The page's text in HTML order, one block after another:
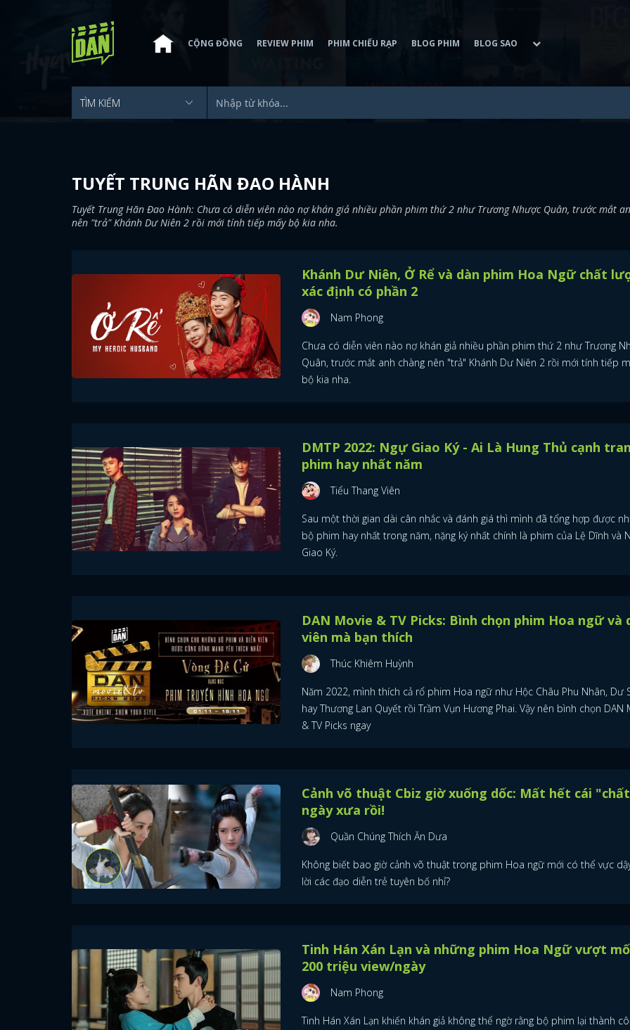
CỘNG ĐỒNG REVIEW PHIM PHIM CHIẾU RẠP BLOG PHIM BLOG SAO
TUYẾT TRUNG HÃN ĐAO HÀNH
Tuyết Trung Hãn Đao Hành: Chưa có diễn viên nào nợ khán giả nhiều phần phim thứ 2 như Trương Nhược Quân, trước mắt
nên "trả" Khánh Dư Niên 2 rồi mới tính tiếp mấy bộ kia nha.
Khánh Dư Niên, Ở Rể và dàn phim Hoa Ngữ chất
xác định có phần 2
Nam Phong
Chưa có diễn viên nào nợ khán giả nhiều phần phim thứ 2 như Trương
Quân, trước mắt anh chàng nên "trả" Khánh Dư Niên 2 rồi mới tính tiếp
bộ kia nha.
DMTP 2022: Ngự Giao Ký - Ai Là Hung Thủ cạnh
phim hay nhất năm
Tiểu Thang Viên
Sau một thời gian dài cân nhắc và đánh giá thì mình đã tổng hợp được
bộ phim hay nhất trong năm, nặng ký nhất chính là phim của Lệ Dĩnh và
Giao Ký.
DAN Movie & TV Picks: Bình chọn phim Hoa ngữ và
viên mà bạn thích
Thúc Khiêm Huỳnh
Năm 2022, mình thích cả rổ phim Hoa ngữ như Hộc Châu Phu Nhân, Dư
hay Thương Lan Quyết rồi Trầm Vụn Hương Phai. Vậy nên bình chọn DAN
& TV Picks ngay
Cảnh võ thuật Cbiz giờ xuống dốc: Mất hết cái
ngày xưa rồi!
Quần Chúng Thích Ăn Dưa
Không biết bao giờ cảnh võ thuật trong phim Hoa ngữ mới có thể vực
lời các đạo diễn trẻ tuyên bố nhỉ?
Tinh Hán Xán Lạn và những phim Hoa Ngữ vượt
200 triệu view/ngày
Nam Phong
Tinh Hán Xán Lạn khiến khán giả không thể ngờ rằng bộ phim lại thành